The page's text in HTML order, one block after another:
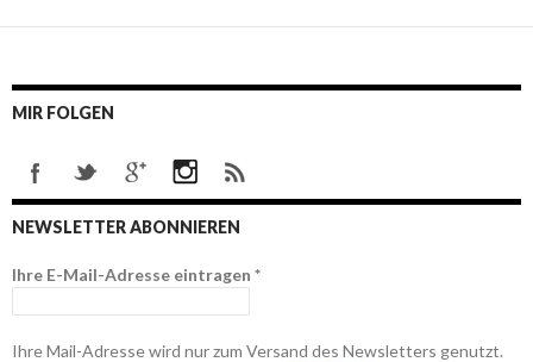
MIR FOLGEN
NEWSLETTER ABONNIEREN
Ihre E-Mail-Adresse eintragen *
Ihre Mail-Adresse wird nur zum Versand des Newsletters genutzt.